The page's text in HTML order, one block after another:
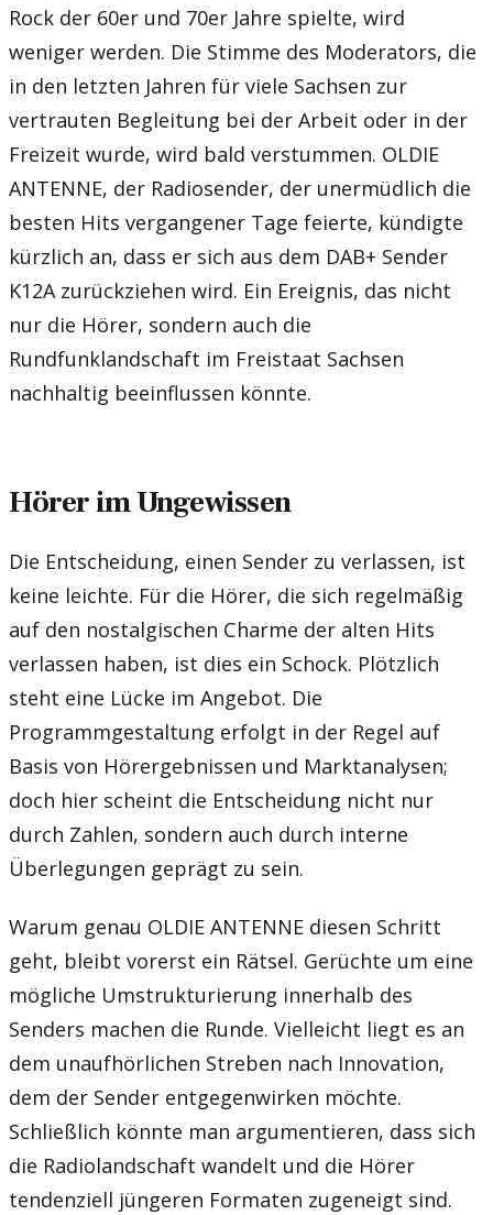
Rock der 60er und 70er Jahre spielte, wird
weniger werden. Die Stimme des Moderators, die
in den letzten Jahren für viele Sachsen zur
vertrauten Begleitung bei der Arbeit oder in der
Freizeit wurde, wird bald verstummen. OLDIE
ANTENNE, der Radiosender, der unermüdlich die
besten Hits vergangener Tage feierte, kündigte
kürzlich an, dass er sich aus dem DAB+ Sender
K12A zurückziehen wird. Ein Ereignis, das nicht
nur die Hörer, sondern auch die
Rundfunklandschaft im Freistaat Sachsen
nachhaltig beeinflussen könnte.
Hörer im Ungewissen
Die Entscheidung, einen Sender zu verlassen, ist
keine leichte. Für die Hörer, die sich regelmäßig
auf den nostalgischen Charme der alten Hits
verlassen haben, ist dies ein Schock. Plötzlich
steht eine Lücke im Angebot. Die
Programmgestaltung erfolgt in der Regel auf
Basis von Hörergebnissen und Marktanalysen;
doch hier scheint die Entscheidung nicht nur
durch Zahlen, sondern auch durch interne
Überlegungen geprägt zu sein.
Warum genau OLDIE ANTENNE diesen Schritt
geht, bleibt vorerst ein Rätsel. Gerüchte um eine
mögliche Umstrukturierung innerhalb des
Senders machen die Runde. Vielleicht liegt es an
dem unaufhörlichen Streben nach Innovation,
dem der Sender entgegenwirken möchte.
Schließlich könnte man argumentieren, dass sich
die Radiolandschaft wandelt und die Hörer
tendenziell jüngeren Formaten zugeneigt sind.